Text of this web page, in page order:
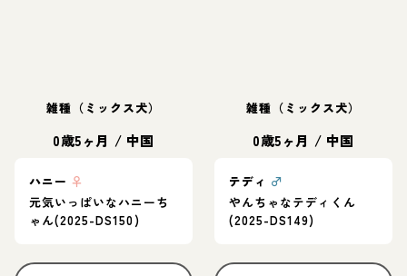
雑種（ミックス犬）
0歳5ヶ月 / 中国
ハニー ♀
元気いっぱいなハニーち
ゃん(2025-DS150)
雑種（ミックス犬）
0歳5ヶ月 / 中国
テディ ♂
やんちゃなテディくん
(2025-DS149)